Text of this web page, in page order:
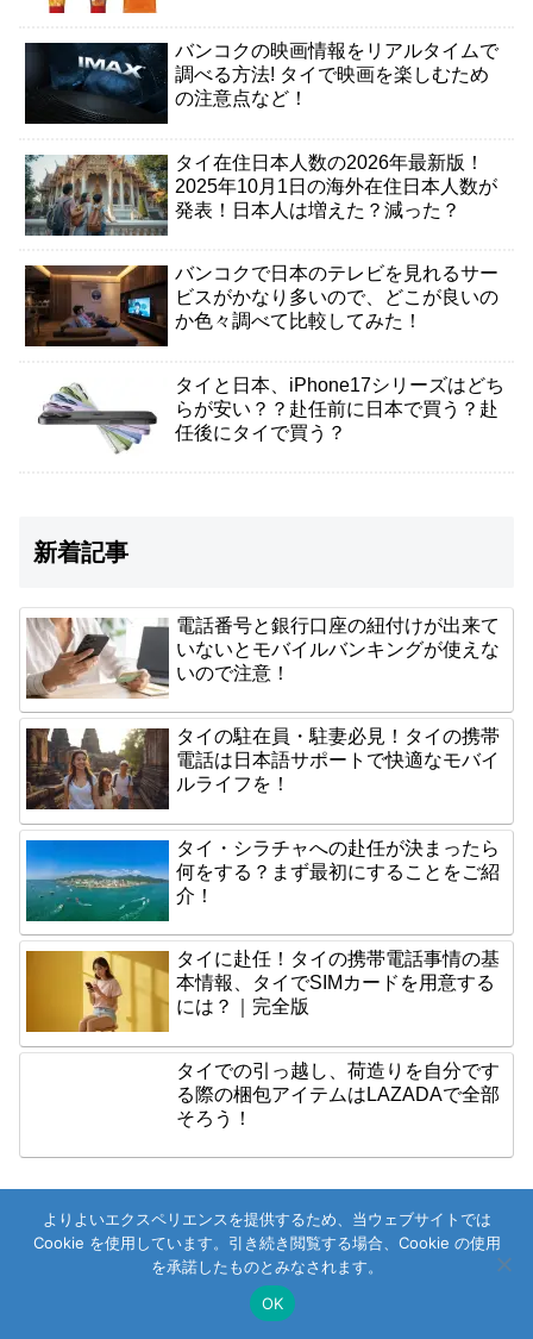
バンコクの映画情報をリアルタイムで
調べる方法! タイで映画を楽しむため
の注意点など！
タイ在住日本人数の2026年最新版！
2025年10月1日の海外在住日本人数が
発表！日本人は増えた？減った？
バンコクで日本のテレビを見れるサー
ビスがかなり多いので、どこが良いの
か色々調べて比較してみた！
タイと日本、iPhone17シリーズはどち
らが安い？？赴任前に日本で買う？赴
任後にタイで買う？
新着記事
電話番号と銀行口座の紐付けが出来て
いないとモバイルバンキングが使えな
いので注意！
タイの駐在員・駐妻必見！タイの携帯
電話は日本語サポートで快適なモバイ
ルライフを！
タイ・シラチャへの赴任が決まったら
何をする？まず最初にすることをご紹
介！
タイに赴任！タイの携帯電話事情の基
本情報、タイでSIMカードを用意する
には？｜完全版
タイでの引っ越し、荷造りを自分です
る際の梱包アイテムはLAZADAで全部
そろう！
よりよいエクスペリエンスを提供するため、当ウェブサイトでは
Cookie を使用しています。引き続き閲覧する場合、Cookie の使用
を承諾したものとみなされます。
OK